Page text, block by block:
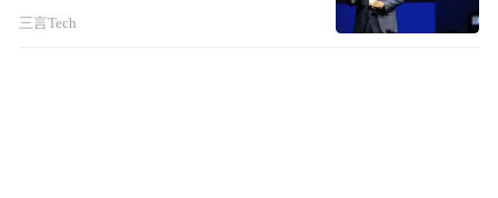
三言Tech